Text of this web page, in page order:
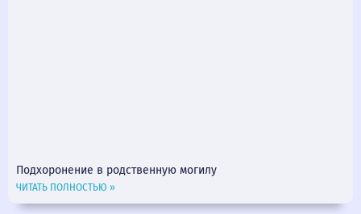
Подхоронение в родственную могилу
ЧИТАТЬ ПОЛНОСТЬЮ »